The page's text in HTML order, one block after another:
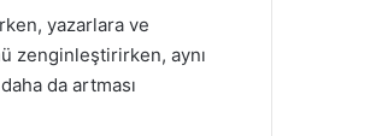
yazarlara ve
zenginleştirirken, aynı
da artması